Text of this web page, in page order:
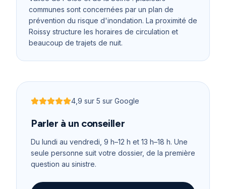
communes sont concernées par un plan de
prévention du risque d'inondation. La proximité de
Roissy structure les horaires de circulation et
beaucoup de trajets de nuit.
Noté4,9 sur 5
4,9 sur 5 sur Google
Parler à un conseiller
Du lundi au vendredi, 9 h–12 h et 13 h–18 h. Une
seule personne suit votre dossier, de la première
question au sinistre.